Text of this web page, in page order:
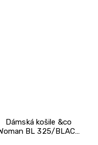
Dámská košile &co
BL 325/BLACK